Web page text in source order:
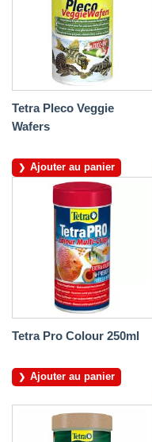
Tetra Pleco Veggie
Wafers
Ajouter au panier
Tetra Pro Colour 250ml
Ajouter au panier